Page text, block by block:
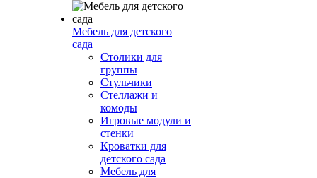
Мебель для детского
сада
Столики для
группы
Стульчики
Стеллажи и
комоды
Игровые модули и
стенки
Кроватки для
детского сада
Мебель для